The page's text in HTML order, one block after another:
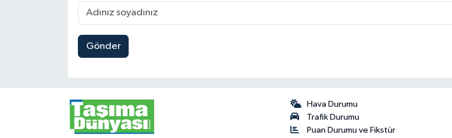
Gönder
Hava Durumu
Trafik Durumu
Puan Durumu ve Fikstür